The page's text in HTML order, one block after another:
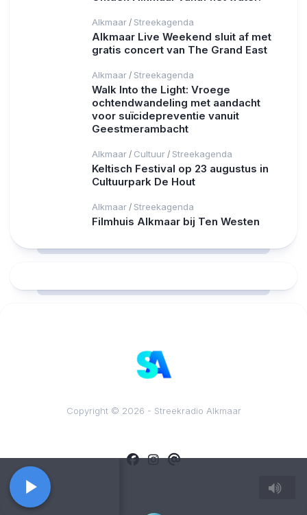
Alkmaar / Streekagenda
Alkmaar Live Weekend sluit af met
gratis concert van The Grand East
Alkmaar / Streekagenda
Walk Into the Light: Vroege
ochtendwandeling met aandacht
voor suïcidepreventie vanuit
Geestmerambacht
Alkmaar / Cultuur / Streekagenda
Keltisch Festival op 23 augustus in
Cultuurpark De Hout
Alkmaar / Streekagenda
Filmhuis Alkmaar bij Ten Westen
Copyright © 2026 - Streekradio Alkmaar